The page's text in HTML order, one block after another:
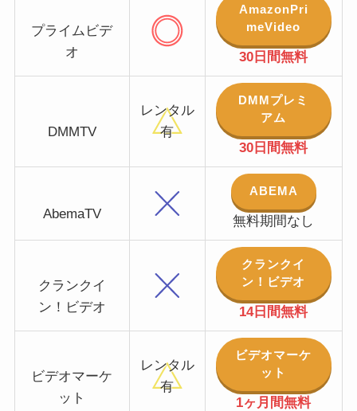
プライムビデ
オ
AmazonPri
meVideo
30日間無料
DMMTV
レンタル
有
DMMプレミ
アム
30日間無料
AbemaTV
ABEMA
無料期間なし
クランクイ
ン！ビデオ
クランクイ
ン！ビデオ
14日間無料
ビデオマーケ
ット
レンタル
有
ビデオマーケ
ット
1ヶ月間無料